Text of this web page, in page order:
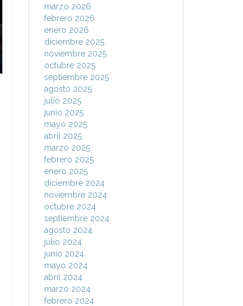
marzo 2026
febrero 2026
enero 2026
diciembre 2025
noviembre 2025
octubre 2025
septiembre 2025
agosto 2025
julio 2025
junio 2025
mayo 2025
abril 2025
marzo 2025
febrero 2025
enero 2025
diciembre 2024
noviembre 2024
octubre 2024
septiembre 2024
agosto 2024
julio 2024
junio 2024
mayo 2024
abril 2024
marzo 2024
febrero 2024